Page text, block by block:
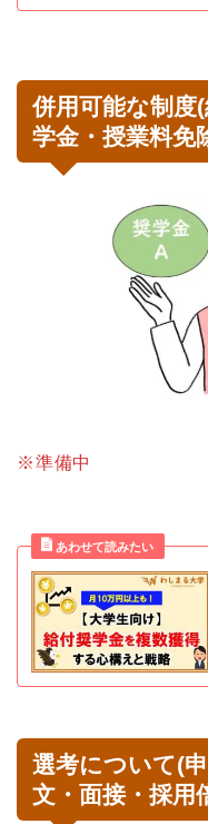
併用可能な制度
学金・授業料免
※準備中
選考について(
文・面接・採用